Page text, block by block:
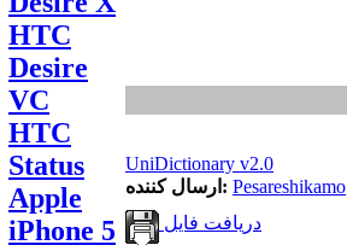
HTC
Desire
VC
HTC
Status
Apple
iPhone 5
UniDictionary v2.0
ارسال کننده: Pesareshikamo
دریافت فایل